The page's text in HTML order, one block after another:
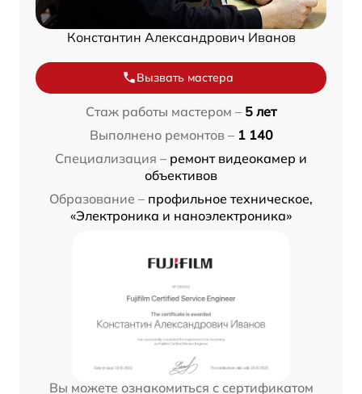
Константин Александрович Иванов
Вызвать мастера
Стаж работы мастером – 5 лет
Выполнено ремонтов – 1 140
Специализация – ремонт видеокамер и
объективов
Образование – профильное техническое,
«Электроника и наноэлектроника»
Вы можете ознакомиться с сертификатом